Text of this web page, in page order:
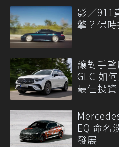
影／911
擎？保時
讓對手
GLC 如
最佳投資
EQ 命名
發展